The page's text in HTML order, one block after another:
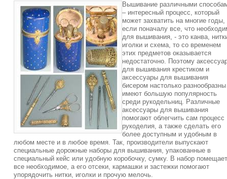
Вышивание различными
– интересный процесс, который
может захватить на многие годы,
если поначалу все, что
для вышивания, - это канва,
иголки и схема, то со временем
этих предметов оказывается
недостаточно. Поэтому
для вышивания крестиком и
аксессуары для вышивания
бисером настолько
имеют большую популярность
среди рукодельниц. Различные
аксессуары для вышивания
помогают облегчить сам процесс
рукоделия, а также сделать его
более доступным и удобным в
любом месте и в любое время. Так, производители выпускают
специальные дорожные наборы для вышивания, упакованные в
специальный кейс или удобную коробочку, сумку. В набор
все необходимое, а его отсеки, кармашки и застежки помогают
упорядочить нитки, иголки и прочую мелочь.